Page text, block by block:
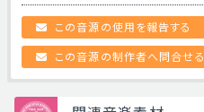
この音源の使用を報告する
この音源の制作者へ問合せる